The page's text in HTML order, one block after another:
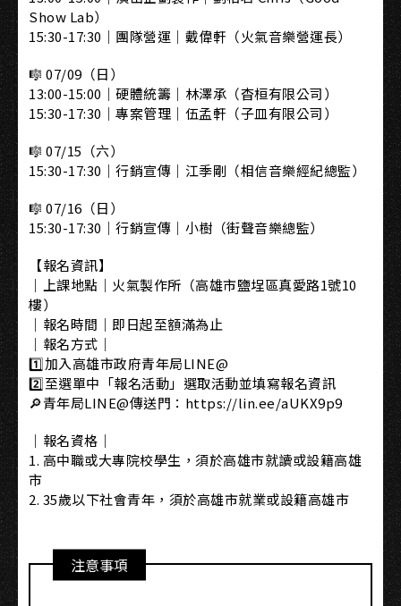
Show Lab）
15:30-17:30｜團隊營運｜戴偉軒（火氣音樂營運長）
🎼 07/09（日）
13:00-15:00｜硬體統籌｜林澤承（杳桓有限公司）
15:30-17:30｜專案管理｜伍孟軒（子皿有限公司）
🎼 07/15（六）
15:30-17:30｜行銷宣傳｜江季剛（相信音樂經紀總監）
🎼 07/16（日）
15:30-17:30｜行銷宣傳｜小樹（街聲音樂總監）
【報名資訊】
｜上課地點｜火氣製作所（高雄市鹽埕區真愛路1號10
樓）
｜報名時間｜即日起至額滿為止
｜報名方式｜
1️⃣加入高雄市政府青年局LINE@
2️⃣至選單中「報名活動」選取活動並填寫報名資訊
🔎青年局LINE@傳送門：https://lin.ee/aUKX9p9
｜報名資格｜
1. 高中職或大專院校學生，須於高雄市就讀或設籍高雄
市
2. 35歲以下社會青年，須於高雄市就業或設籍高雄市
注意事項